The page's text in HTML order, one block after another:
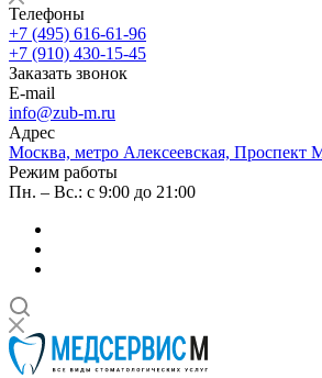
Телефоны
+7 (495) 616-61-96
+7 (910) 430-15-45
Заказать звонок
E-mail
info@zub-m.ru
Адрес
Москва, метро Алексеевская, Проспект
Режим работы
Пн. – Вс.: с 9:00 до 21:00